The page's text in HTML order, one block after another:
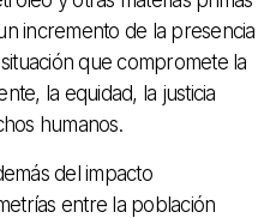
incremento de la presencia
que compromete la
la equidad, la justicia
humanos.
del impacto
entre la población